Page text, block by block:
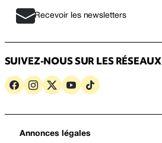
Recevoir les newsletters
SUIVEZ-NOUS SUR LES RÉSEAUX
Annonces légales